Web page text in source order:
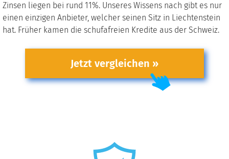
Zinsen liegen bei rund 11%. Unseres Wissens nach gibt es nur
einen einzigen Anbieter, welcher seinen Sitz in Liechtenstein
hat. Früher kamen die schufafreien Kredite aus der Schweiz.
Jetzt vergleichen »